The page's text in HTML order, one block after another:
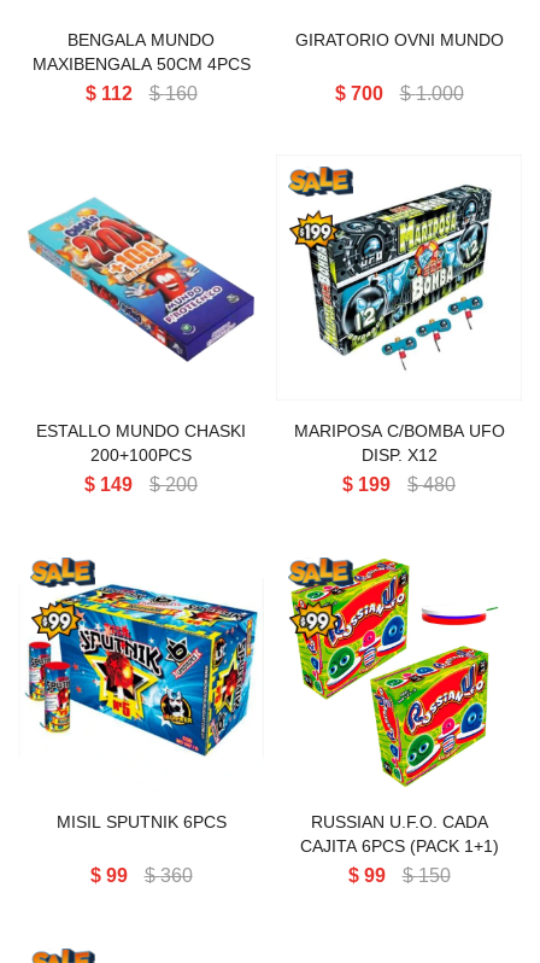
BENGALA MUNDO
MAXIBENGALA 50CM 4PCS
$ 112 $ 160
GIRATORIO OVNI MUNDO
$ 700 $ 1.000
ESTALLO MUNDO CHASKI
200+100PCS
ESTALLO MUNDO CHASKI
200+100PCS
$ 149 $ 200
MARIPOSA C/BOMBA UFO
DISP. X12
MARIPOSA C/BOMBA UFO
DISP. X12
$ 199 $ 480
MISIL SPUTNIK 6PCS
MISIL SPUTNIK 6PCS
$ 99 $ 360
RUSSIAN U.F.O. CADA
CAJITA 6PCS
RUSSIAN U.F.O. CADA
CAJITA 6PCS (PACK 1+1)
$ 99 $ 150